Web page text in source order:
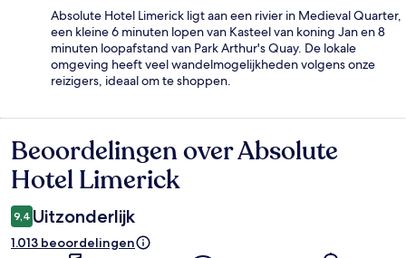
Absolute Hotel Limerick ligt aan een rivier in Medieval Quarter,
een kleine 6 minuten lopen van Kasteel van koning Jan en 8
minuten loopafstand van Park Arthur's Quay. De lokale
omgeving heeft veel wandelmogelijkheden volgens onze
reizigers, ideaal om te shoppen.
Beoordelingen
Beoordelingen over Absolute
Hotel Limerick
9,4 Uitzonderlijk
1.013 beoordelingen